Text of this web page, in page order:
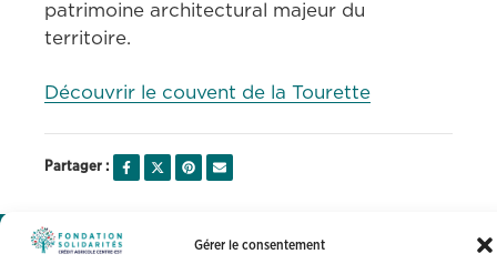
Gérer le consentement
patrimoine architectural majeur du
territoire.
Découvrir le couvent de la Tourette
Partager :
Fondation Solidarités Crédit Agricole Centre-est